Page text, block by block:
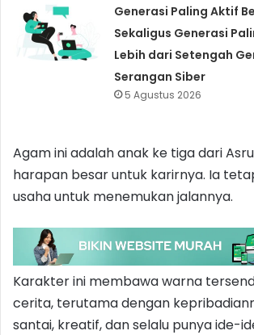
Generasi Paling Aktif
Sekaligus Generasi
Lebih dari Setengah
Serangan Siber
5 Agustus 2026
Agam ini adalah anak ke tiga dari
harapan besar untuk karirnya. Ia
usaha untuk menemukan jalannya.
Karakter ini membawa warna
cerita, terutama dengan
santai, kreatif, dan selalu punya ide-